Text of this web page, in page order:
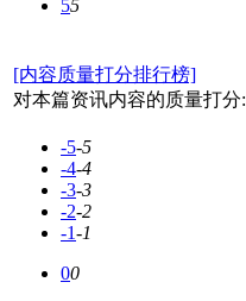
55
[内容质量打分排行榜]
对本篇资讯内容的质量打分:
-5-5
-4-4
-3-3
-2-2
-1-1
00